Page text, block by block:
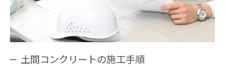
土間コンクリートの施工手順